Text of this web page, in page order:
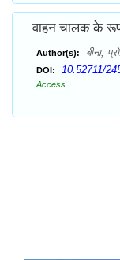
वाहन चालक के रूप
Author(s): बीना,
DOI: 10.52711/
Access